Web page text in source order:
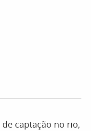
captação no rio,